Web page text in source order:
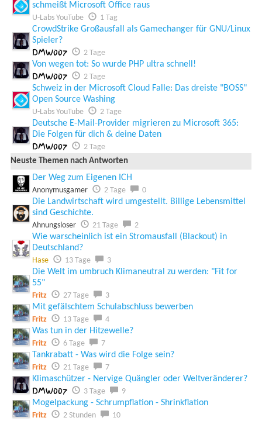
schmeißt Microsoft Office raus
U-Labs YouTube 1 Tag
CrowdStrike Großausfall als Gamechanger für GNU/Linux
Spieler?
DMW007 2 Tage
Von wegen tot: So wurde PHP ultra schnell!
DMW007 2 Tage
Schweiz in der Microsoft Cloud Falle: Das dreiste "BOSS"
Open Source Washing
U-Labs YouTube 2 Tage
Deutsche E-Mail-Provider migrieren zu Microsoft 365:
Die Folgen für dich & deine Daten
DMW007
2 Tage
Neuste Themen nach Antworten
Der Weg zum Eigenen ICH
Anonymusgamer 2 Tage 0
Die Landwirtschaft wird umgestellt. Billige Lebensmittel
sind Geschichte.
Ahnungsloser 21 Tage 2
Wie warscheinlich ist ein Stromausfall (Blackout) in
Deutschland?
Hase 13 Tage 3
Die Welt im umbruch Klimaneutral zu werden: "Fit for
55"
Fritz 27 Tage 3
Mit gefälschtem Schulabschluss bewerben
Fritz 13 Tage 4
Was tun in der Hitzewelle?
Fritz 6 Tage 7
Tankrabatt - Was wird die Folge sein?
Fritz 21 Tage 7
Klimaschützer - Nervige Quängler oder Weltveränderer?
DMW007 3 Tage 9
Mogelpackung - Schrumpflation - Shrinkflation
Fritz 2 Stunden 10